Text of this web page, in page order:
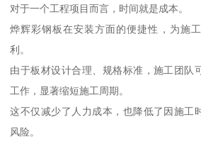
对于一个工程项目而言，时间就是成本。
烨辉彩钢板在安装方面的便捷性，为施
利。
由于板材设计合理、规格标准，施工团队
工作，显著缩短施工周期。
这不仅减少了人力成本，也降低了因施工
风险。